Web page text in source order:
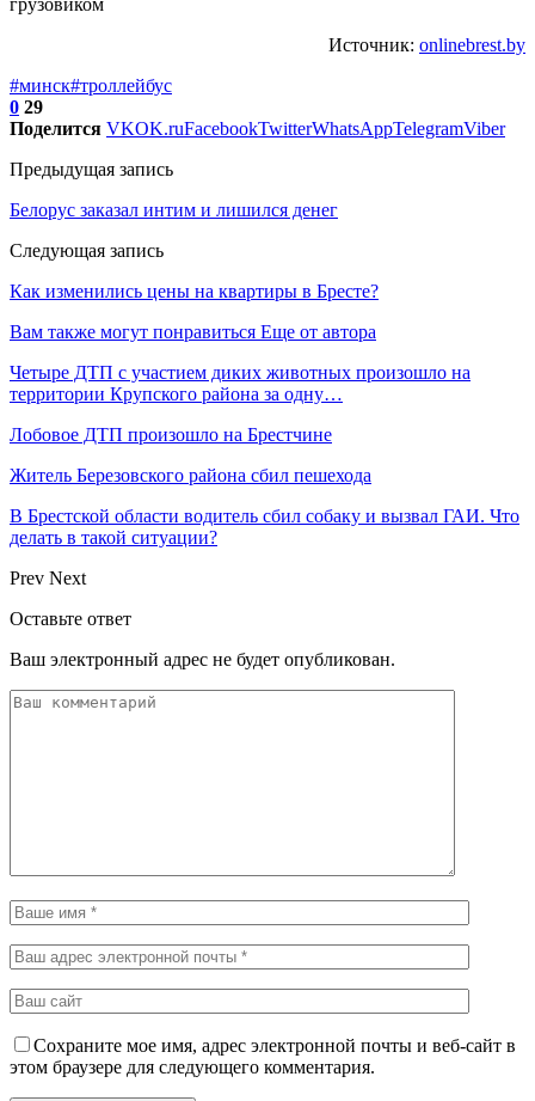
Источник: onlinebrest.by
#минск#троллейбус
0 29
Поделится VKOK.ruFacebookTwitterWhatsAppTelegramViber
Предыдущая запись
Белорус заказал интим и лишился денег
Следующая запись
Как изменились цены на квартиры в Бресте?
Вам также могут понравиться Еще от автора
Четыре ДТП с участием диких животных произошло на
территории Крупского района за одну…
Лобовое ДТП произошло на Брестчине
Житель Березовского района сбил пешехода
В Брестской области водитель сбил собаку и вызвал ГАИ. Что
делать в такой ситуации?
Prev Next
Оставьте ответ
Ваш электронный адрес не будет опубликован.
Сохраните мое имя, адрес электронной почты и веб-сайт в
этом браузере для следующего комментария.